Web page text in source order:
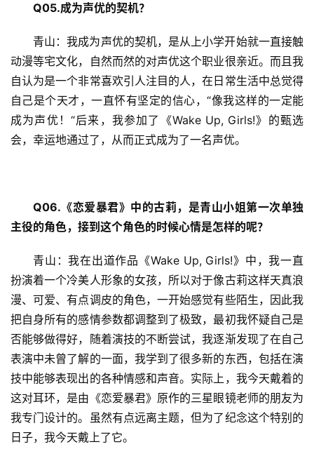
Q05.成为声优的契机？
青山：我成为声优的契机，是从上小学开始就一直接触
动漫等宅文化，自然而然的对声优这个职业很亲近。而且我
自认为是一个非常喜欢引人注目的人，在日常生活中总觉得
自己是个天才，一直怀有坚定的信心，“像我这样的一定能
成为声优！“后来，我参加了《Wake Up, Girls!》的甄选
会，幸运地通过了，从而正式成为了一名声优。
Q06. 《恋爱暴君》中的古莉，是青山小姐第一次单独
主役的角色，接到这个角色的时候心情是怎样的呢？
青山：我在出道作品《Wake Up, Girls!》中，我一直
扮演着一个冷美人形象的女孩，所以对于像古莉这样天真浪
漫、可爱、有点调皮的角色，一开始感觉有些陌生，因此我
把自身所有的感情参数都调整到了极致，最初我怀疑自己是
否能够做得好，随着演技的不断尝试，我逐渐发现了在自己
表演中未曾了解的一面，我学到了很多新的东西，包括在演
技中能够表现出的各种情感和声音。实际上，我今天戴着的
这对耳环，是由《恋爱暴君》原作的三星眼镜老师的朋友为
我专门设计的。虽然有点远离主题，但为了纪念这个特别的
日子，我今天戴上了它。